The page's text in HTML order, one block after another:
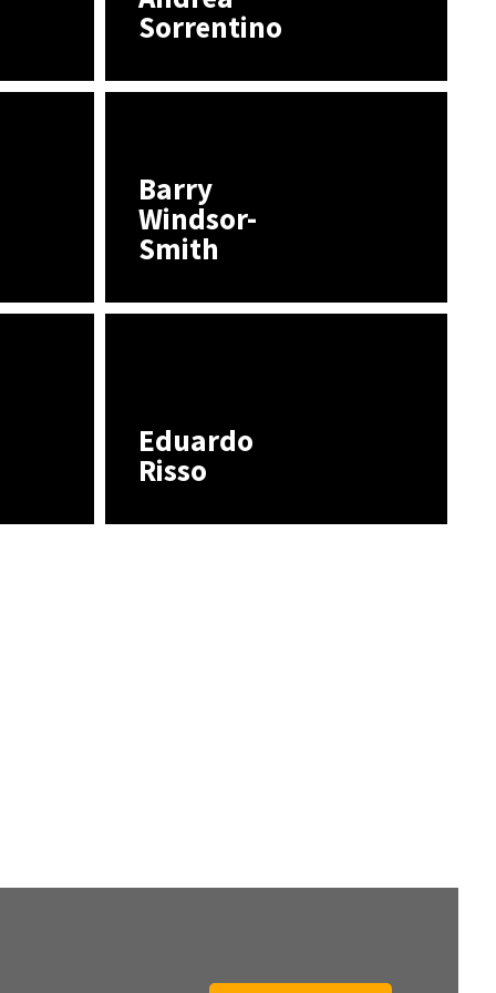
Sorrentino
Barry
Windsor-
Smith
Eduardo
Risso